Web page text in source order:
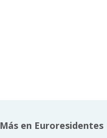
Más en Euroresidentes